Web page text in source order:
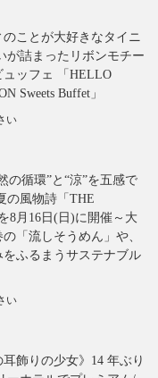
ことが大好きなタイニ
が詰まったリボンモチー
ュッフェ 「HELLO
Sweets Buffet」
い
の循環”と“涼”を五感で
の風物詩「THE
8月16日(日)に開催～大
「流しそうめん」や、
ふるまうサステナブル
い
飾りの少女》14 年ぶり